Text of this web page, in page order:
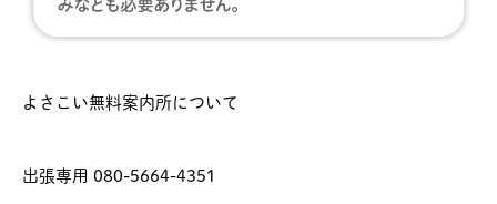
よさこい無料案内所について
出張専用 080-5664-4351